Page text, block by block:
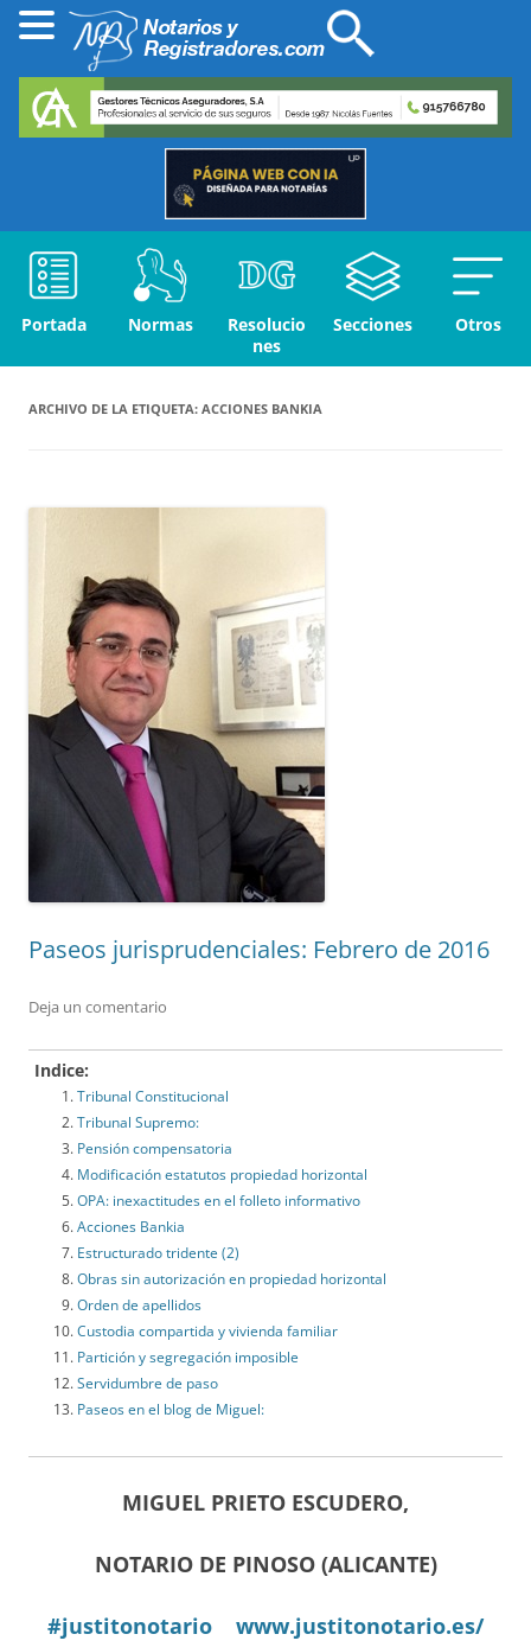
Portada Normas
Resolucio
nes
Secciones Otros
ARCHIVO DE LA ETIQUETA: ACCIONES BANKIA
Paseos jurisprudenciales: Febrero de 2016
Deja un comentario
Indice:
Tribunal Constitucional
Tribunal Supremo:
Pensión compensatoria
Modificación estatutos propiedad horizontal
OPA: inexactitudes en el folleto informativo
Acciones Bankia
Estructurado tridente (2)
Obras sin autorización en propiedad horizontal
Orden de apellidos
Custodia compartida y vivienda familiar
Partición y segregación imposible
Servidumbre de paso
Paseos en el blog de Miguel:
MIGUEL PRIETO ESCUDERO,
NOTARIO DE PINOSO (ALICANTE)
#justitonotario www.justitonotario.es/